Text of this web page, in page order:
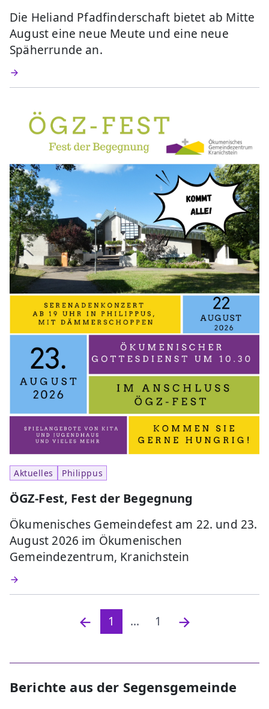
Die Heliand Pfadfinderschaft bietet ab Mitte
August eine neue Meute und eine neue
Späherrunde an.
Aktuelles Philippus
ÖGZ-Fest, Fest der Begegnung
Ökumenisches Gemeindefest am 22. und 23.
August 2026 im Ökumenischen
Gemeindezentrum, Kranichstein
1 ... 1
Berichte aus der Segensgemeinde